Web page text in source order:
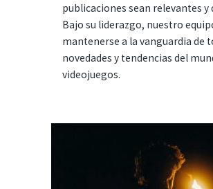
publicaciones sean relevantes y
Bajo su liderazgo, nuestro
mantenerse a la vanguardia de
novedades y tendencias del
videojuegos.